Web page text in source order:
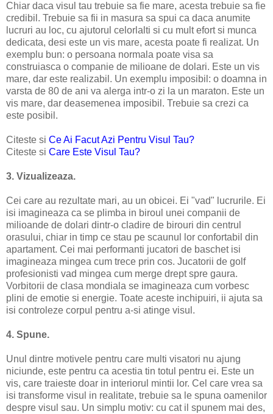
Chiar daca visul tau trebuie sa fie mare, acesta trebuie sa fie
credibil. Trebuie sa fii in masura sa spui ca daca anumite
lucruri au loc, cu ajutorul celorlalti si cu mult efort si munca
dedicata, desi este un vis mare, acesta poate fi realizat. Un
exemplu bun: o persoana normala poate visa sa
construiasca o companie de milioane de dolari. Este un vis
mare, dar este realizabil. Un exemplu imposibil: o doamna in
varsta de 80 de ani va alerga intr-o zi la un maraton. Este un
vis mare, dar deasemenea imposibil. Trebuie sa crezi ca
este posibil.
Citeste si Ce Ai Facut Azi Pentru Visul Tau?
Citeste si Care Este Visul Tau?
3. Vizualizeaza.
Cei care au rezultate mari, au un obicei. Ei "vad" lucrurile. Ei
isi imagineaza ca se plimba in biroul unei companii de
milioande de dolari dintr-o cladire de birouri din centrul
orasului, chiar in timp ce stau pe scaunul lor confortabil din
apartament. Cei mai performanti jucatori de baschet isi
imagineaza mingea cum trece prin cos. Jucatorii de golf
profesionisti vad mingea cum merge drept spre gaura.
Vorbitorii de clasa mondiala se imagineaza cum vorbesc
plini de emotie si energie. Toate aceste inchipuiri, ii ajuta sa
isi controleze corpul pentru a-si atinge visul.
4. Spune.
Unul dintre motivele pentru care multi visatori nu ajung
niciunde, este pentru ca acestia tin totul pentru ei. Este un
vis, care traieste doar in interiorul mintii lor. Cel care vrea sa
isi transforme visul in realitate, trebuie sa le spuna oamenilor
despre visul sau. Un simplu motiv: cu cat il spunem mai des,